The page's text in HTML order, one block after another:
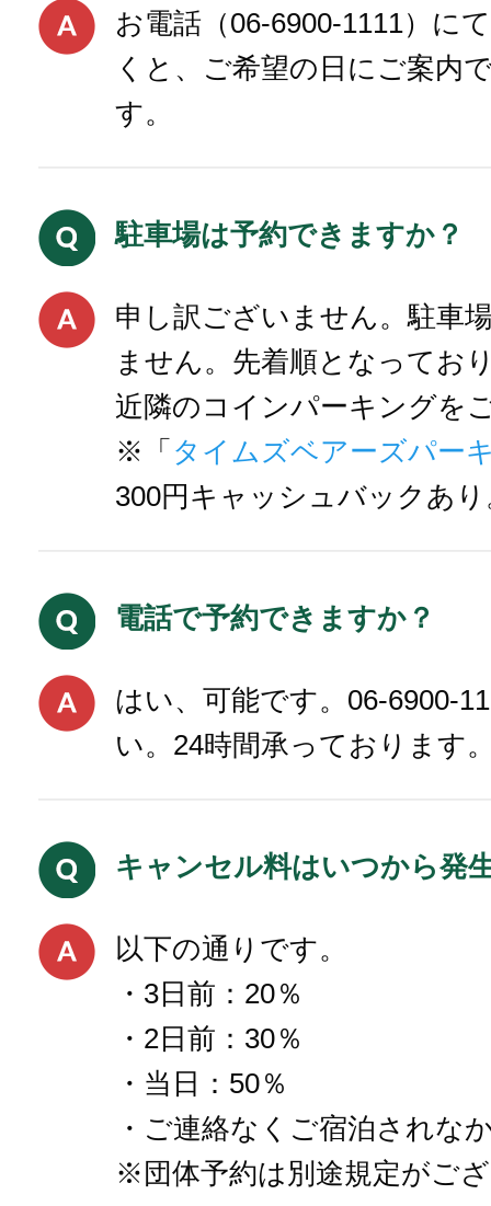
お電話（06-6900-1111）に
くと、ご希望の日にご案内
す。
駐車場は予約できますか？
申し訳ございません。駐車
ません。先着順となってお
近隣のコインパーキングを
※「 タイムズベアーズパー
300円キャッシュバックあ
電話で予約できますか？
はい、可能です。06-6900-
い。24時間承っております
キャンセル料はいつから発
以下の通りです。
・3日前：20％
・2日前：30％
・当日：50％
・ご連絡なくご宿泊されな
※団体予約は別途規定がご